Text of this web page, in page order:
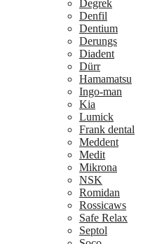
Degrek
Denfil
Dentium
Derungs
Diadent
Dürr
Hamamatsu
Ingo-man
Kia
Lumick
Frank dental
Meddent
Medit
Mikrona
NSK
Romidan
Rossicaws
Safe Relax
Septol